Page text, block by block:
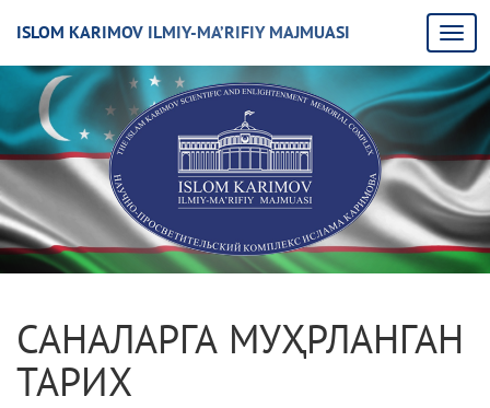
ISLOM KARIMOV ILMIY-MA’RIFIY MAJMUASI
САНАЛАРГА МУҲРЛАНГАН
ТАРИХ